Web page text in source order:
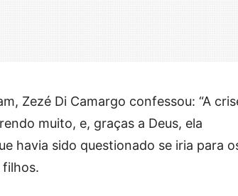
Zezé Di Camargo confessou: “A
muito, e, graças a Deus, ela
havia sido questionado se iria para
filhos.